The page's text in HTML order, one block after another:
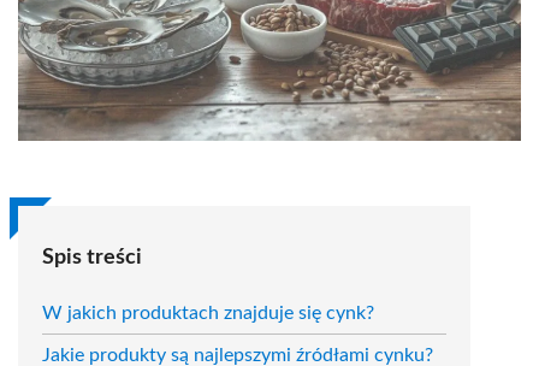
Spis treści
W jakich produktach znajduje się cynk?
Jakie produkty są najlepszymi źródłami cynku?